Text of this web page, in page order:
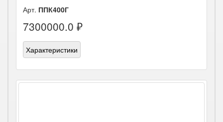
Арт. ППК400Г
7300000.0 ₽
Характеристики